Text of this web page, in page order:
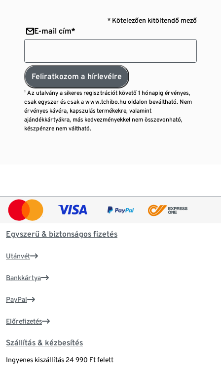
* Kötelezően kitöltendő mező
E-mail cím*
Feliratkozom a hírlevélre
¹ Az utalvány a sikeres regisztrációt követő 1 hónapig érvényes,
csak egyszer és csak a www.tchibo.hu oldalon beváltható. Nem
érvényes kávéra, kapszulás termékekre, valamint
ajándékkártyákra, más kedvezményekkel nem összevonható,
készpénzre nem váltható.
Egyszerű & biztonságos fizetés
Utánvét
Bankkártya
PayPal
Előrefizetés
Szállítás & kézbesítés
Ingyenes kiszállítás 24 990 Ft felett